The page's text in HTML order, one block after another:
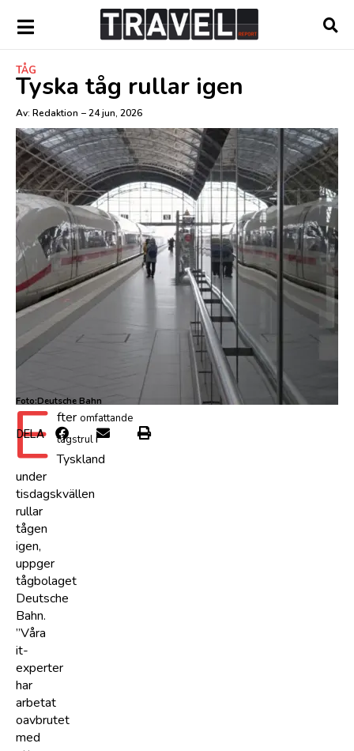
TÅG
Tyska tåg rullar igen
Av: Redaktion –24 jun, 2026
Foto:Deutsche Bahn
E fter omfattande
tågstruli
Tyskland
under
tisdagskvällen
rullar
tågen
igen,
uppger
tågbolaget
Deutsche
Bahn.
”Våra
it-
experter
har
arbetat
oavbrutet
med
DELA